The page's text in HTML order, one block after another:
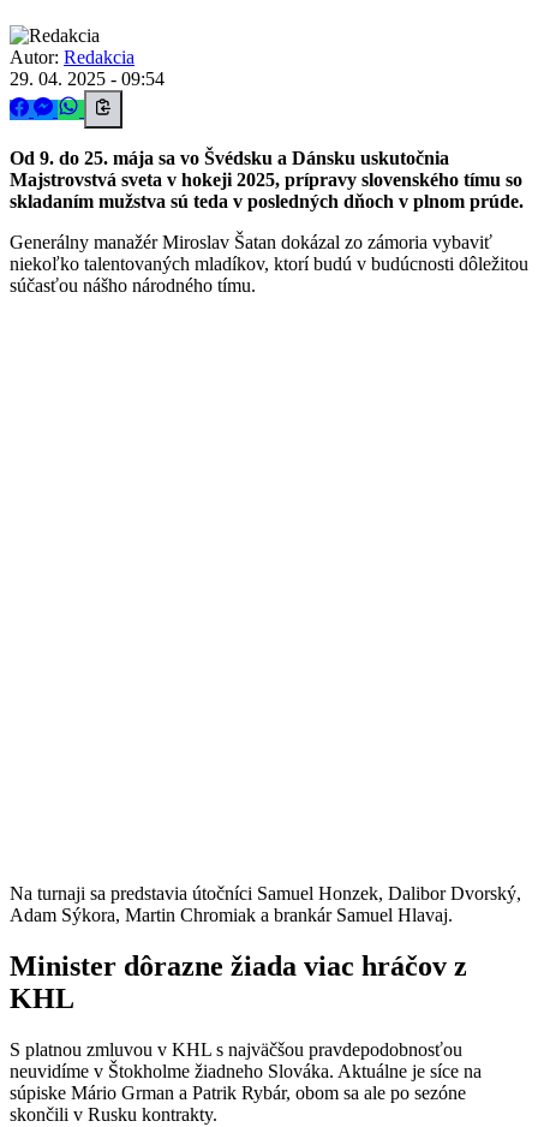
Autor: Redakcia
29. 04. 2025 - 09:54
Od 9. do 25. mája sa vo Švédsku a Dánsku uskutočnia
Majstrovstvá sveta v hokeji 2025, prípravy slovenského tímu so
skladaním mužstva sú teda v posledných dňoch v plnom prúde.
Generálny manažér Miroslav Šatan dokázal zo zámoria vybaviť
niekoľko talentovaných mladíkov, ktorí budú v budúcnosti dôležitou
súčasťou nášho národného tímu.
Na turnaji sa predstavia útočníci Samuel Honzek, Dalibor Dvorský,
Adam Sýkora, Martin Chromiak a brankár Samuel Hlavaj.
Minister dôrazne žiada viac hráčov z
KHL
S platnou zmluvou v KHL s najväčšou pravdepodobnosťou
neuvidíme v Štokholme žiadneho Slováka. Aktuálne je síce na
súpiske Mário Grman a Patrik Rybár, obom sa ale po sezóne
skončili v Rusku kontrakty.